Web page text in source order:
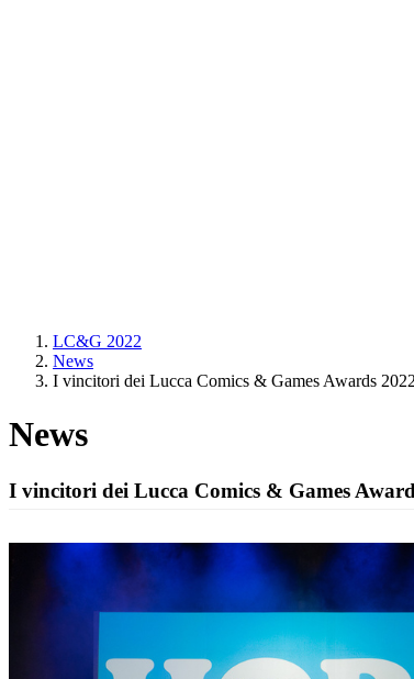
LC&G 2022
News
I vincitori dei Lucca Comics & Games Awards 2022
News
I vincitori dei Lucca Comics & Games